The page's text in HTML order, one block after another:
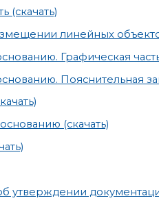
(скачать)
линейных
Графическая часть
Пояснительная
(скачать)
утверждении